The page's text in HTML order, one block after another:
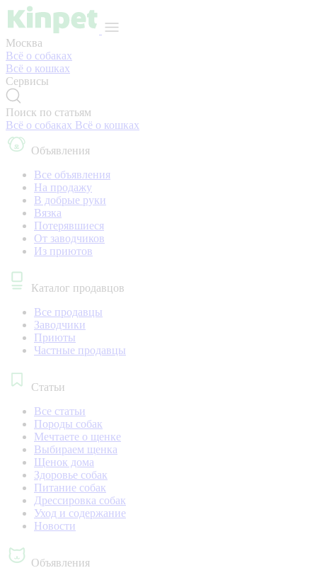
Москва
Всё о собаках
Всё о кошках
Сервисы
Поиск по статьям
Всё о собаках Всё о кошках
Объявления
Все объявления
На продажу
В добрые руки
Вязка
Потерявшиеся
От заводчиков
Из приютов
Каталог продавцов
Все продавцы
Заводчики
Приюты
Частные продавцы
Статьи
Все статьи
Породы собак
Мечтаете о щенке
Выбираем щенка
Щенок дома
Здоровье собак
Питание собак
Дрессировка собак
Уход и содержание
Новости
Объявления